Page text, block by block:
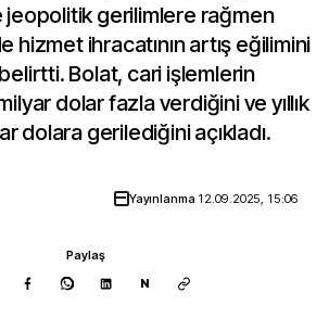
jeopolitik gerilimlere rağmen
hizmet ihracatının artış eğilimini
Bolat, cari işlemlerin
dolar fazla verdiğini ve yıllık
dolara gerilediğini açıkladı.
Yayınlanma 12.09.2025, 15:06
Paylaş
N